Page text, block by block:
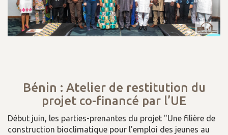
Bénin : Atelier de restitution du
projet co-financé par l’UE
Début juin, les parties-prenantes du projet "Une filière de
construction bioclimatique pour l’emploi des jeunes au